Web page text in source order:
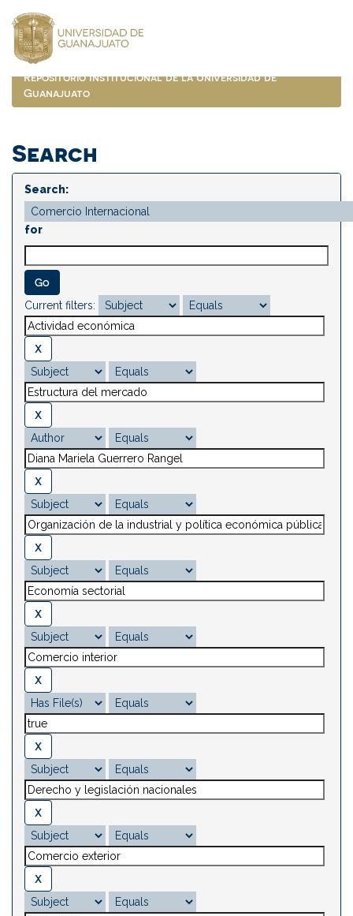
navigation
Repositorio Institucional de la Universidad de
Guanajuato
Search
Search:
for
Current filters: